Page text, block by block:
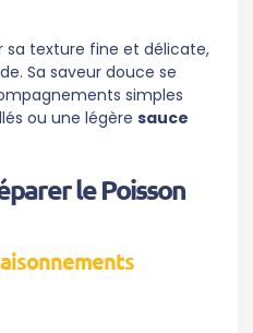
sa texture fine et délicate,
Sa saveur douce se
simples
ou une légère sauce
le Poisson